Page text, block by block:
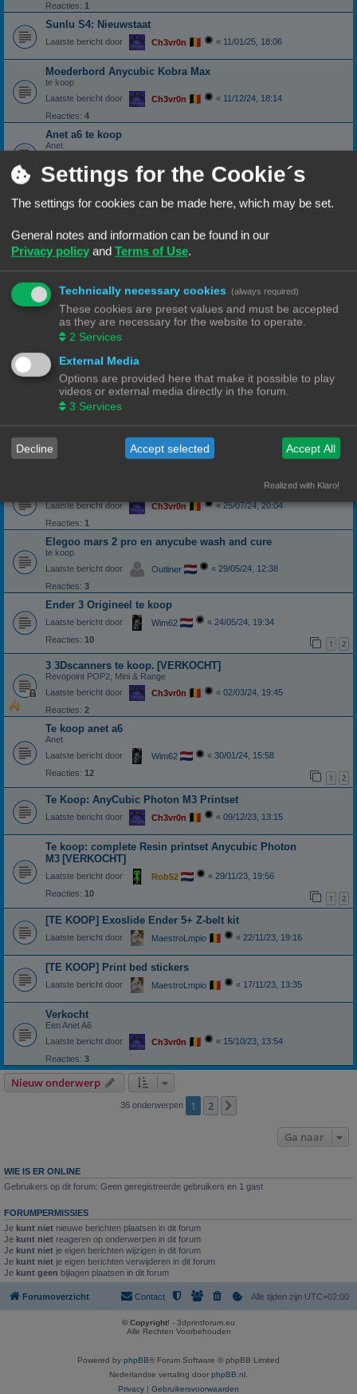
Reacties: 1
Sunlu S4: Nieuwstaat
Laatste bericht door Ch3vr0n « 11/01/25, 18:06
Moederbord Anycubic Kobra Max
te koop
Laatste bericht door
Ch3vr0n « 11/12/24, 18:14
Reacties: 4
Anet a6 te koop
Anet
Reacties:
Voltage regulator met gesoldeerde draden
gezocht [VERKOCHT]
Laatste bericht door
Ch3vr0n «09/11/24, 16:21
Reacties:19
Laatste bericht door Ch3vr0n «19/08/24, 18:30
Reacties:4
Creality onderdelen
Reacties:
ROG STRIX Scope DELUXE RGB Toetsenbord
Laatste bericht door
Zelfbouw onderdelen
Laatste bericht door Barbara
Laatste bericht door Ch3vr0n «25/07/24, 20:04
Reacties: 1
Elegoo mars 2 pro en anycube wash and cure
te koop
Laatste bericht door
Outliner « 29/05/24, 12:38
Reacties: 3
Ender 3 Origineel te koop
Laatste bericht door Wim62 « 24/05/24, 19:34
Reacties: 10 1 2
3 3Dscanners te koop. [VERKOCHT]
Revopoint POP2, Mini & Range
Laatste bericht door
Ch3vr0n « 02/03/24, 19:45
Reacties: 2
Te koop anet a6
Anet
Laatste bericht door
Wim62 « 30/01/24, 15:58
Reacties: 12 1 2
Te Koop: AnyCubic Photon M3 Printset
Laatste bericht door Ch3vr0n « 09/12/23, 13:15
Te koop: complete Resin printset Anycubic Photon
M3 [VERKOCHT]
Laatste bericht door Rob52 « 29/11/23, 19:56
Reacties: 10 1 2
[TE KOOP] Exoslide Ender 5+ Z-belt kit
Laatste bericht door MaestroLmpio « 22/11/23, 19:16
[TE KOOP] Print bed stickers
Laatste bericht door MaestroLmpio « 17/11/23, 13:35
Verkocht
Een Anet A6
Laatste bericht door
Ch3vr0n « 15/10/23, 13:54
Reacties: 3
Nieuw onderwerp
36 onderwerpen 1 2
Ga naar
WIE IS ER ONLINE
Gebruikers op dit forum: Geen geregistreerde gebruikers en 1 gast
FORUMPERMISSIES
Je kunt niet nieuwe berichten plaatsen in dit forum
Je kunt niet reageren op onderwerpen in dit forum
Je kunt niet je eigen berichten wijzigen in dit forum
Je kunt niet je eigen berichten verwijderen in dit forum
Je kunt geen bijlagen plaatsen in dit forum
Forumoverzicht Alle tijden zijn UTC+02:00
Contact
© Copyright! - 3dprintforum.eu
Alle Rechten Voorbehouden
Powered by phpBB® Forum Software © phpBB Limited
Nederlandse vertaling door phpBB.nl
Privacy | Gebruikersvoorwaarden
Settings for the Cookie´s
The settings for cookies can be made here, which may be set.
General notes and information can be found in our
Privacy policy and Terms of Use.
Technically necessary cookies (always required)
These cookies are preset values and must be accepted
as they are necessary for the website to operate.
2 Services
External Media
Options are provided here that make it possible to play
videos or external media directly in the forum.
3 Services
Decline Accept selected Accept All
Realized with Klaro!